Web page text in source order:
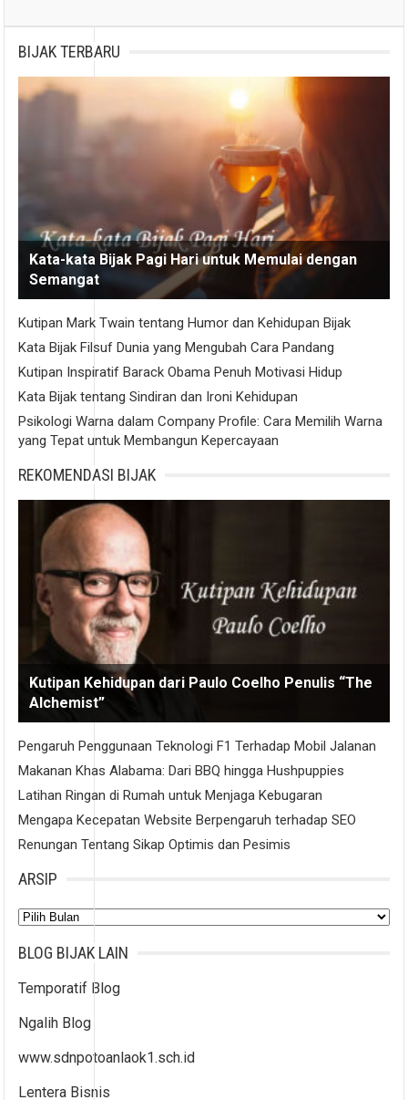
BIJAK TERBARU
Kata-kata Bijak Pagi Hari untuk Memulai dengan
Semangat
Kutipan Mark Twain tentang Humor dan Kehidupan Bijak
Kata Bijak Filsuf Dunia yang Mengubah Cara Pandang
Kutipan Inspiratif Barack Obama Penuh Motivasi Hidup
Kata Bijak tentang Sindiran dan Ironi Kehidupan
Psikologi Warna dalam Company Profile: Cara Memilih Warna
yang Tepat untuk Membangun Kepercayaan
REKOMENDASI BIJAK
Kutipan Kehidupan dari Paulo Coelho Penulis “The
Alchemist”
Pengaruh Penggunaan Teknologi F1 Terhadap Mobil Jalanan
Makanan Khas Alabama: Dari BBQ hingga Hushpuppies
Latihan Ringan di Rumah untuk Menjaga Kebugaran
Mengapa Kecepatan Website Berpengaruh terhadap SEO
Renungan Tentang Sikap Optimis dan Pesimis
ARSIP
Arsip
BLOG BIJAK LAIN
Temporatif Blog
Ngalih Blog
www.sdnpotoanlaok1.sch.id
Lentera Bisnis